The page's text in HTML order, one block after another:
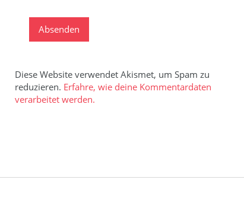
Diese Website verwendet Akismet, um Spam zu
reduzieren. Erfahre, wie deine Kommentardaten
verarbeitet werden.